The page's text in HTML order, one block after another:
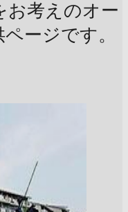
お考えのオー
ージです。